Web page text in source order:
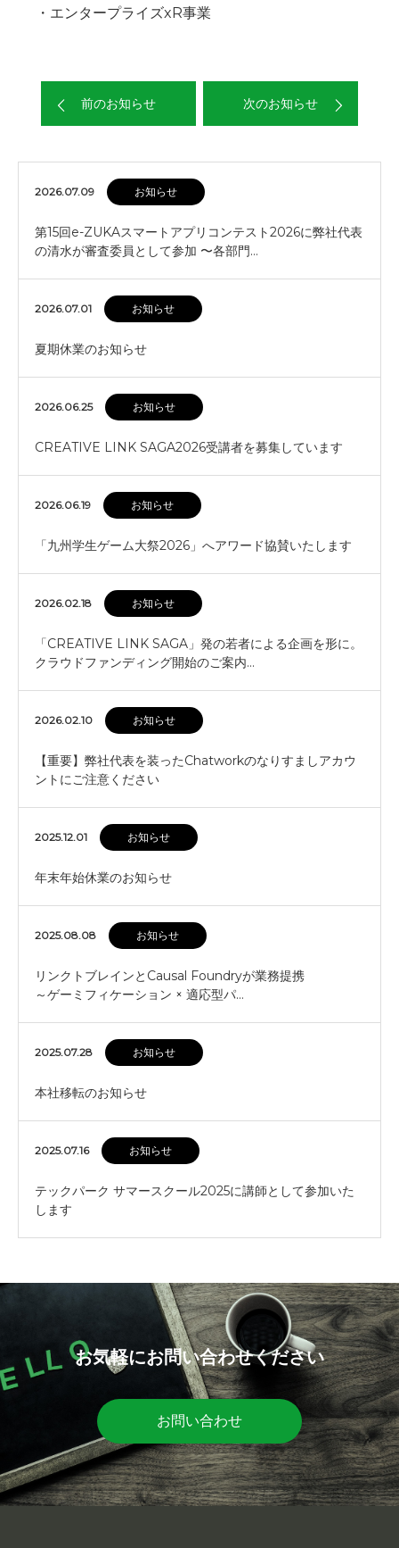
・エンタープライズxR事業
前のお知らせ 次のお知らせ
2026.07.09 お知らせ
第15回e-ZUKAスマートアプリコンテスト2026に弊社代表
の清水が審査委員として参加 〜各部門…
2026.07.01 お知らせ
夏期休業のお知らせ
2026.06.25 お知らせ
CREATIVE LINK SAGA2026受講者を募集しています
2026.06.19 お知らせ
「九州学生ゲーム大祭2026」へアワード協賛いたします
2026.02.18 お知らせ
「CREATIVE LINK SAGA」発の若者による企画を形に。
クラウドファンディング開始のご案内…
2026.02.10 お知らせ
【重要】弊社代表を装ったChatworkのなりすましアカウ
ントにご注意ください
2025.12.01 お知らせ
年末年始休業のお知らせ
2025.08.08 お知らせ
リンクトブレインとCausal Foundryが業務提携
～ゲーミフィケーション × 適応型パ…
2025.07.28 お知らせ
本社移転のお知らせ
2025.07.16 お知らせ
テックパーク サマースクール2025に講師として参加いた
します
お気軽にお問い合わせください
お問い合わせ